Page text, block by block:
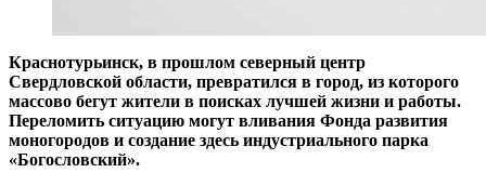
​Краснотурьинск, в прошлом северный центр
Свердловской области, превратился в город, из которого
массово бегут жители в поисках лучшей жизни и работы.
Переломить ситуацию могут вливания Фонда развития
моногородов и создание здесь индустриального парка
«Богословский».